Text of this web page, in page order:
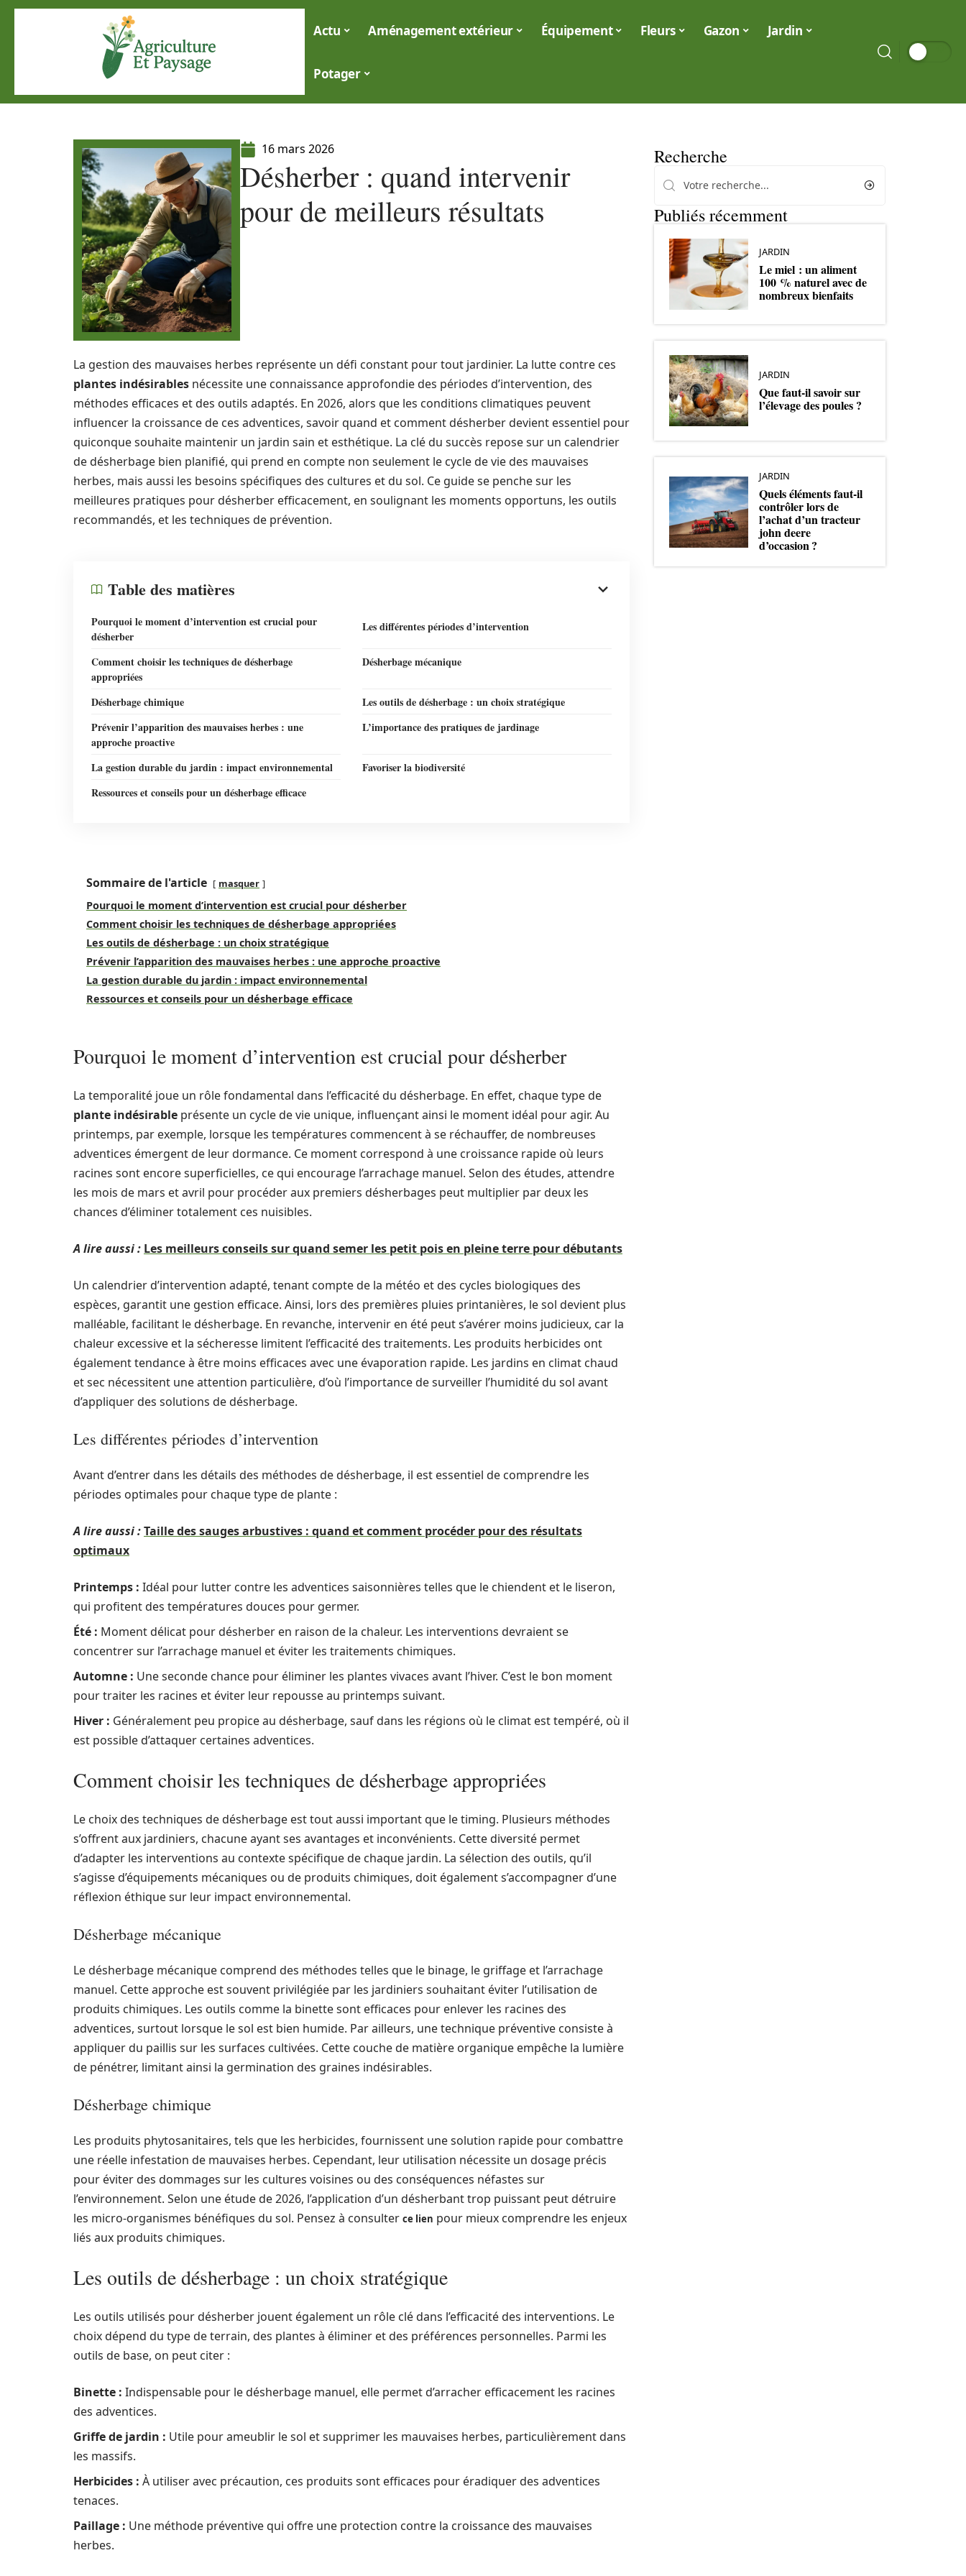
Actu Aménagement extérieur Équipement Fleurs Gazon Jardin
Potager
16 mars 2026
Désherber : quand intervenir
pour de meilleurs résultats
La gestion des mauvaises herbes représente un défi constant pour tout jardinier. La lutte contre ces
plantes indésirables nécessite une connaissance approfondie des périodes d’intervention, des
méthodes efficaces et des outils adaptés. En 2026, alors que les conditions climatiques peuvent
influencer la croissance de ces adventices, savoir quand et comment désherber devient essentiel pour
quiconque souhaite maintenir un jardin sain et esthétique. La clé du succès repose sur un calendrier
de désherbage bien planifié, qui prend en compte non seulement le cycle de vie des mauvaises
herbes, mais aussi les besoins spécifiques des cultures et du sol. Ce guide se penche sur les
meilleures pratiques pour désherber efficacement, en soulignant les moments opportuns, les outils
recommandés, et les techniques de prévention.
Table des matières
Pourquoi le moment d’intervention est crucial pour
désherber
Les différentes périodes d’intervention
Comment choisir les techniques de désherbage
appropriées
Désherbage mécanique
Désherbage chimique
Les outils de désherbage : un choix stratégique
Prévenir l’apparition des mauvaises herbes : une
approche proactive
L’importance des pratiques de jardinage
La gestion durable du jardin : impact environnemental
Favoriser la biodiversité
Ressources et conseils pour un désherbage efficace
Sommaire de l'article masquer
Pourquoi le moment d’intervention est crucial pour désherber
Comment choisir les techniques de désherbage appropriées
Les outils de désherbage : un choix stratégique
Prévenir l’apparition des mauvaises herbes : une approche proactive
La gestion durable du jardin : impact environnemental
Ressources et conseils pour un désherbage efficace
Pourquoi le moment d’intervention est crucial pour désherber
La temporalité joue un rôle fondamental dans l’efficacité du désherbage. En effet, chaque type de
plante indésirable présente un cycle de vie unique, influençant ainsi le moment idéal pour agir. Au
printemps, par exemple, lorsque les températures commencent à se réchauffer, de nombreuses
adventices émergent de leur dormance. Ce moment correspond à une croissance rapide où leurs
racines sont encore superficielles, ce qui encourage l’arrachage manuel. Selon des études, attendre
les mois de mars et avril pour procéder aux premiers désherbages peut multiplier par deux les
chances d’éliminer totalement ces nuisibles.
A lire aussi : Les meilleurs conseils sur quand semer les petit pois en pleine terre pour débutants
Un calendrier d’intervention adapté, tenant compte de la météo et des cycles biologiques des
espèces, garantit une gestion efficace. Ainsi, lors des premières pluies printanières, le sol devient plus
malléable, facilitant le désherbage. En revanche, intervenir en été peut s’avérer moins judicieux, car la
chaleur excessive et la sécheresse limitent l’efficacité des traitements. Les produits herbicides ont
également tendance à être moins efficaces avec une évaporation rapide. Les jardins en climat chaud
et sec nécessitent une attention particulière, d’où l’importance de surveiller l’humidité du sol avant
d’appliquer des solutions de désherbage.
Les différentes périodes d’intervention
Avant d’entrer dans les détails des méthodes de désherbage, il est essentiel de comprendre les
périodes optimales pour chaque type de plante :
A lire aussi :Taille des sauges arbustives : quand et comment procéder pour des résultats
optimaux
Printemps : Idéal pour lutter contre les adventices saisonnières telles que le chiendent et le liseron,
qui profitent des températures douces pour germer.
Été : Moment délicat pour désherber en raison de la chaleur. Les interventions devraient se
concentrer sur l’arrachage manuel et éviter les traitements chimiques.
Automne : Une seconde chance pour éliminer les plantes vivaces avant l’hiver. C’est le bon moment
pour traiter les racines et éviter leur repousse au printemps suivant.
Hiver : Généralement peu propice au désherbage, sauf dans les régions où le climat est tempéré, où il
est possible d’attaquer certaines adventices.
Comment choisir les techniques de désherbage appropriées
Le choix des techniques de désherbage est tout aussi important que le timing. Plusieurs méthodes
s’offrent aux jardiniers, chacune ayant ses avantages et inconvénients. Cette diversité permet
d’adapter les interventions au contexte spécifique de chaque jardin. La sélection des outils, qu’il
s’agisse d’équipements mécaniques ou de produits chimiques, doit également s’accompagner d’une
réflexion éthique sur leur impact environnemental.
Désherbage mécanique
Le désherbage mécanique comprend des méthodes telles que le binage, le griffage et l’arrachage
manuel. Cette approche est souvent privilégiée par les jardiniers souhaitant éviter l’utilisation de
produits chimiques. Les outils comme la binette sont efficaces pour enlever les racines des
adventices, surtout lorsque le sol est bien humide. Par ailleurs, une technique préventive consiste à
appliquer du paillis sur les surfaces cultivées. Cette couche de matière organique empêche la lumière
de pénétrer, limitant ainsi la germination des graines indésirables.
Désherbage chimique
Les produits phytosanitaires, tels que les herbicides, fournissent une solution rapide pour combattre
une réelle infestation de mauvaises herbes. Cependant, leur utilisation nécessite un dosage précis
pour éviter des dommages sur les cultures voisines ou des conséquences néfastes sur
l’environnement. Selon une étude de 2026, l’application d’un désherbant trop puissant peut détruire
les micro-organismes bénéfiques du sol. Pensez à consulter ce lien pour mieux comprendre les enjeux
liés aux produits chimiques.
Les outils de désherbage : un choix stratégique
Les outils utilisés pour désherber jouent également un rôle clé dans l’efficacité des interventions. Le
choix dépend du type de terrain, des plantes à éliminer et des préférences personnelles. Parmi les
outils de base, on peut citer :
Binette : Indispensable pour le désherbage manuel, elle permet d’arracher efficacement les racines
des adventices.
Griffe de jardin : Utile pour ameublir le sol et supprimer les mauvaises herbes, particulièrement dans
les massifs.
Herbicides : À utiliser avec précaution, ces produits sont efficaces pour éradiquer des adventices
tenaces.
Paillage : Une méthode préventive qui offre une protection contre la croissance des mauvaises
herbes.
Recherche
Publiés récemment
JARDIN
Le miel : un aliment
100 % naturel avec de
nombreux bienfaits
JARDIN
Que faut-il savoir sur
l’élevage des poules ?
JARDIN
Quels éléments faut-il
contrôler lors de
l’achat d’un tracteur
john deere
d’occasion ?